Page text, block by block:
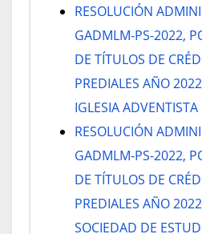
RESOLUCIÓN
GADMLM-PS-2022,
DE TÍTULOS DE
PREDIALES AÑO
IGLESIA
RESOLUCIÓN
GADMLM-PS-2022,
DE TÍTULOS DE
PREDIALES AÑO
SOCIEDAD DE